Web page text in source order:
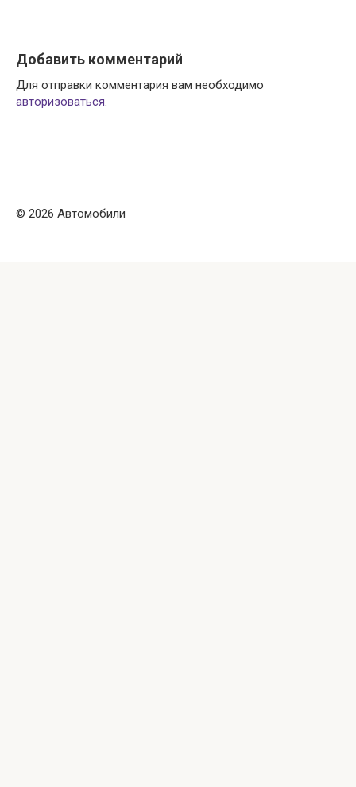
Добавить комментарий
Для отправки комментария вам необходимо
авторизоваться.
© 2026 Автомобили